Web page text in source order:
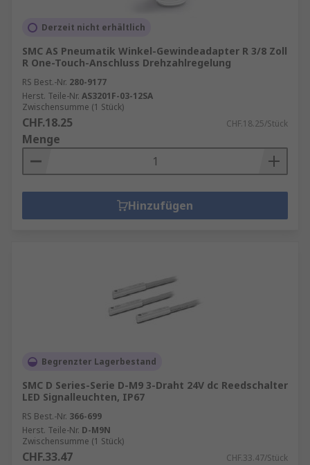
Derzeit nicht erhältlich
SMC AS Pneumatik Winkel-Gewindeadapter R 3/8 Zoll
R One-Touch-Anschluss Drehzahlregelung
RS Best.-Nr. 280-9177
Herst. Teile-Nr. AS3201F-03-12SA
Zwischensumme (1 Stück)
CHF.18.25 CHF.18.25/Stück
Menge
Hinzufügen
Begrenzter Lagerbestand
SMC D Series-Serie D-M9 3-Draht 24V dc Reedschalter
LED Signalleuchten, IP67
RS Best.-Nr. 366-699
Herst. Teile-Nr. D-M9N
Zwischensumme (1 Stück)
CHF.33.47 CHF.33.47/Stück